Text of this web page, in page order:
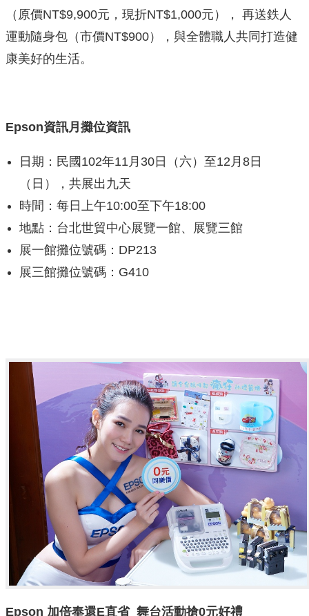
（原價NT$9,900元，現折NT$1,000元）， 再送鉄人
運動隨身包（市價NT$900），與全體職人共同打造健
康美好的生活。
Epson資訊月攤位資訊
日期：民國102年11月30日（六）至12月8日
（日），共展出九天
時間：每日上午10:00至下午18:00
地點：台北世貿中心展覽一館、展覽三館
展一館攤位號碼：DP213
展三館攤位號碼：G410
Epson 加倍奉還E直省 舞台活動搶0元好禮